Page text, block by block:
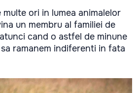
multe ori in lumea animalelor
un membru al familiei de
cand o astfel de minune
ramanem indiferenti in fata